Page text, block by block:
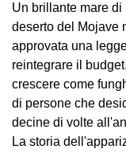
Un brillante mare
deserto del Mojave
approvata una
reintegrare il
crescere come
di persone che
decine di volte
La storia